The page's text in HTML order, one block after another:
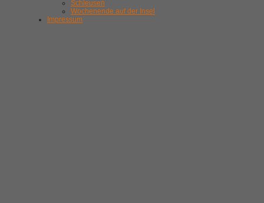
Schleusen
Wochenende auf der Insel
Impressum